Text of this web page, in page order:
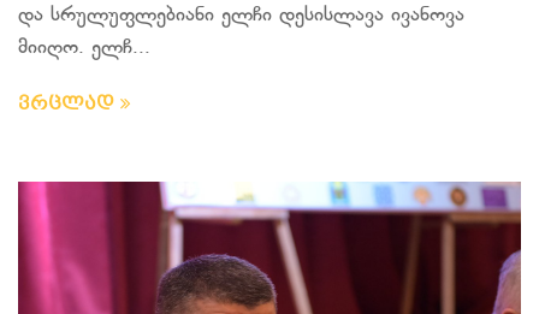
და სრულუფლებიანი ელჩი დესისლავა ივანოვა
მიიღო. ელჩ...
ვრცლად